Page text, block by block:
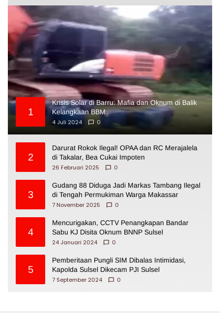
1
Krisis Solar di Barru: Mafia dan Oknum di Balik
Kelangkaan BBM
4 Juli 2024
0
2
Darurat Rokok Ilegal! OPAA dan RC Merajalela
di Takalar, Bea Cukai Impoten
26 Februari 2025
0
3
Gudang 88 Diduga Jadi Markas Tambang Ilegal
di Tengah Permukiman Warga Makassar
7 November 2025
0
4
Mencurigakan, CCTV Penangkapan Bandar
Sabu KJ Disita Oknum BNNP Sulsel
24 Januari 2024
0
5
Pemberitaan Pungli SIM Dibalas Intimidasi,
Kapolda Sulsel Dikecam PJI Sulsel
7 September 2024
0